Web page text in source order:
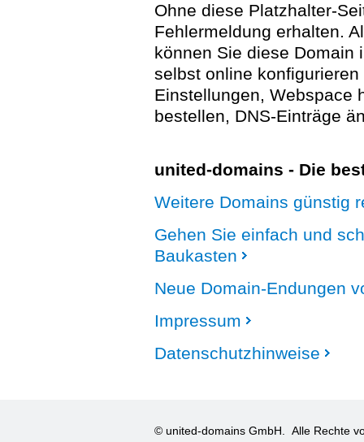
Ohne diese Platzhalter-
Fehlermeldung erhalten.
können Sie diese Domain
selbst online
Einstellungen, Webspace
bestellen, DNS-Einträge
united-domains - Die
Weitere Domains günstig
Gehen Sie einfach und
Baukasten
Neue Domain-Endungen
Impressum
Datenschutzhinweise
© united-domains GmbH. Alle Rechte